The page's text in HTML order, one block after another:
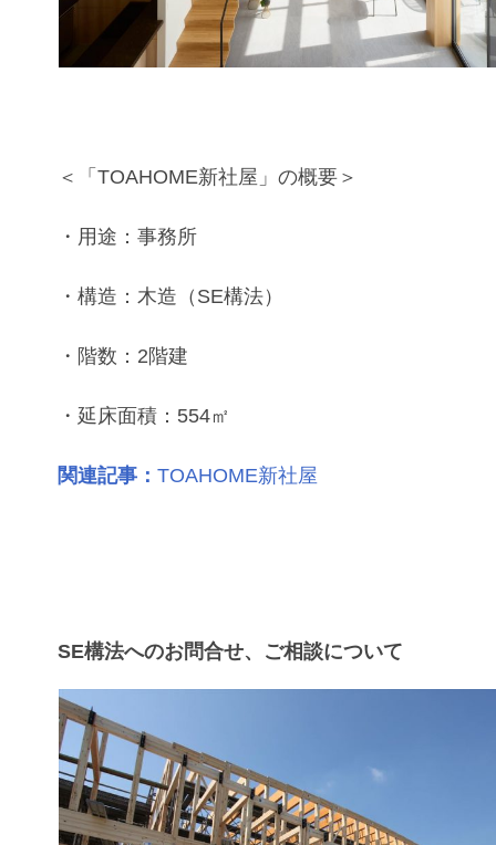
＜ 「TOAHOME新社屋」の概要＞
・用途：事務所
・構造：木造（SE構法）
・階数：2階建
・延床面積：554㎡
関連記事：TOAHOME新社屋
SE構法へのお問合せ、ご相談について